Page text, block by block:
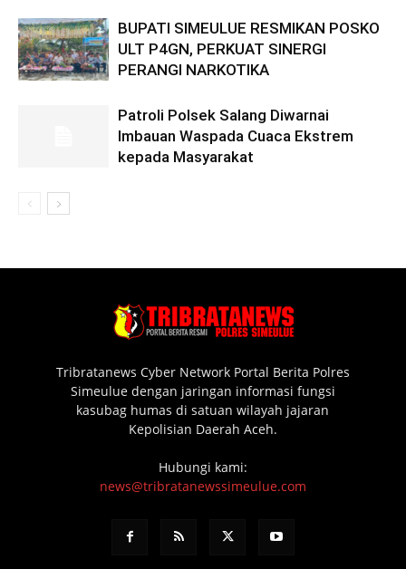
BUPATI SIMEULUE RESMIKAN POSKO
ULT P4GN, PERKUAT SINERGI
PERANGI NARKOTIKA
Patroli Polsek Salang Diwarnai
Imbauan Waspada Cuaca Ekstrem
kepada Masyarakat
Tribratanews Cyber Network Portal Berita Polres
Simeulue dengan jaringan informasi fungsi
kasubag humas di satuan wilayah jajaran
Kepolisian Daerah Aceh.
Hubungi kami:
news@tribratanewssimeulue.com